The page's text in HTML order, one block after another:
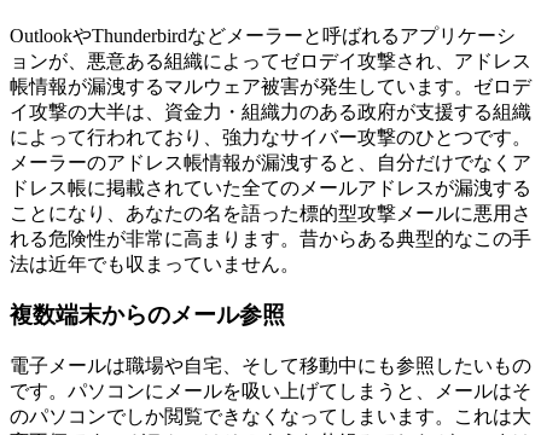
OutlookやThunderbirdなどメーラーと呼ばれるアプリケーシ
ョンが、悪意ある組織によってゼロデイ攻撃され、アドレス
帳情報が漏洩するマルウェア被害が発生しています。ゼロデ
イ攻撃の大半は、資金力・組織力のある政府が支援する組織
によって行われており、強力なサイバー攻撃のひとつです。
メーラーのアドレス帳情報が漏洩すると、自分だけでなくア
ドレス帳に掲載されていた全てのメールアドレスが漏洩する
ことになり、あなたの名を語った標的型攻撃メールに悪用さ
れる危険性が非常に高まります。昔からある典型的なこの手
法は近年でも収まっていません。
複数端末からのメール参照
電子メールは職場や自宅、そして移動中にも参照したいもの
です。パソコンにメールを吸い上げてしまうと、メールはそ
のパソコンでしか閲覧できなくなってしまいます。これは大